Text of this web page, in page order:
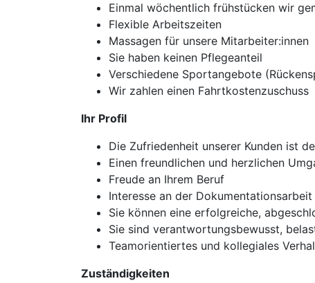
Einmal wöchentlich frühstücken wir
Flexible Arbeitszeiten
Massagen für unsere Mitarbeiter:innen
Sie haben keinen Pflegeanteil
Verschiedene Sportangebote
Wir zahlen einen Fahrtkostenzuschuss
Ihr Profil
Die Zufriedenheit unserer Kunden ist
Einen freundlichen und herzlichen
Freude an Ihrem Beruf
Interesse an der
Sie können eine erfolgreiche,
Sie sind verantwortungsbewusst,
Teamorientiertes und kollegiales
Zuständigkeiten